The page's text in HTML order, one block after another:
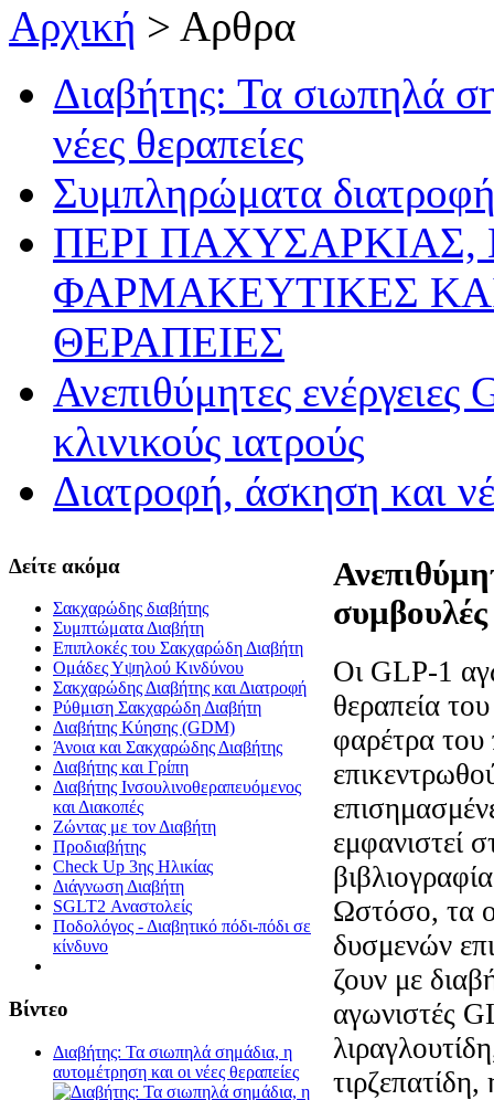
Αρχική > Αρθρα
Διαβήτης: Τα σιωπηλά
νέες θεραπείες
Συμπληρώματα
ΠΕΡΙ
ΦΑΡΜΑΚΕΥΤΙΚΕΣ
ΘΕΡΑΠΕΙΕΣ
Ανεπιθύμητες
κλινικούς ιατρούς
Διατροφή, άσκηση και
συμβουλές
Οι GLP-1
θεραπεία
φαρέτρα
εμφανιστεί
Ωστόσο, τα
δυσμενών
ζουν με
αγωνιστές
Δείτε ακόμα
Σακχαρώδης διαβήτης
Συμπτώματα Διαβήτη
Επιπλοκές του Σακχαρώδη Διαβήτη
Oμάδες Υψηλού Κινδύνου
Σακχαρώδης Διαβήτης και Διατροφή
Ρύθμιση Σακχαρώδη Διαβήτη
Διαβήτης Κύησης (GDM)
Άνοια και Σακχαρώδης Διαβήτης
Διαβήτης και Γρίπη
Διαβήτης Ινσουλινοθεραπευόμενος
και Διακοπές
Ζώντας με τον Διαβήτη
Προδιαβήτης
Check Up 3ης Ηλικίας
Διάγνωση Διαβήτη
SGLT2 Αναστολείς
Ποδολόγος - Διαβητικό πόδι-πόδι σε
κίνδυνο
Βίντεο
Διαβήτης: Τα σιωπηλά σημάδια, η
αυτομέτρηση και οι νέες θεραπείες